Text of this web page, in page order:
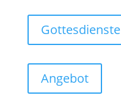
Gottesdienste
Angebot